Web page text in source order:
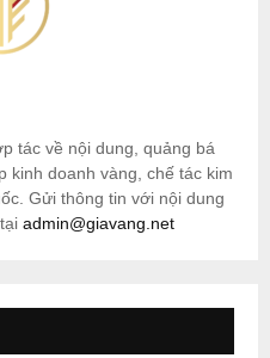
tác về nội dung, quảng bá
kinh doanh vàng, chế tác kim
Gửi thông tin với nội dung
admin@giavang.net